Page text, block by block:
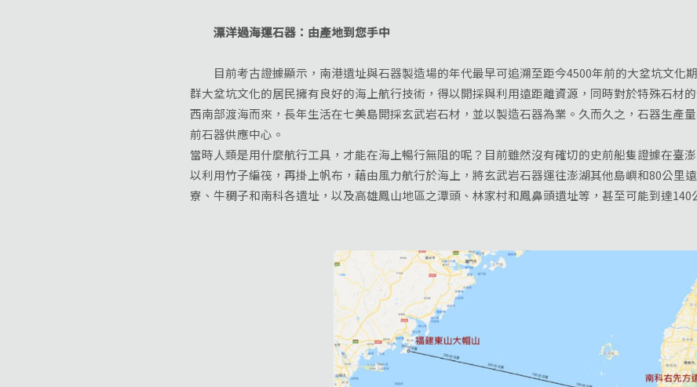
漂洋過海運石器：由產地到您手中
目前考古證據顯示，南港遺址與石器製造場的年代最早可追溯至距今4500年前的大坌坑文化
群大坌坑文化的居民擁有良好的海上航行技術，得以開採與利用遠距離資源，同時對於特殊石材
西南部渡海而來，長年生活在七美島開採玄武岩石材，並以製造石器為業。久而久之，石器生產
前石器供應中心。
當時人類是用什麼航行工具，才能在海上暢行無阻的呢？目前雖然沒有確切的史前船隻證據在臺
以利用竹子編筏，再掛上帆布，藉由風力航行於海上，將玄武岩石器運往澎湖其他島嶼和80公里
寮、牛稠子和南科各遺址，以及高雄鳳山地區之潭頭、林家村和鳳鼻頭遺址等，甚至可能到達140